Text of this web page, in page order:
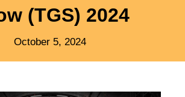
(TGS) 2024
October 5, 2024